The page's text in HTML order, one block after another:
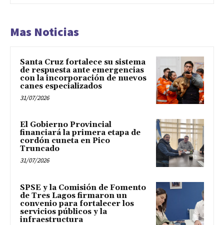
Mas Noticias
Santa Cruz fortalece su sistema
de respuesta ante emergencias
con la incorporación de nuevos
canes especializados
31/07/2026
El Gobierno Provincial
financiará la primera etapa de
cordón cuneta en Pico
Truncado
31/07/2026
SPSE y la Comisión de Fomento
de Tres Lagos firmaron un
convenio para fortalecer los
servicios públicos y la
infraestructura